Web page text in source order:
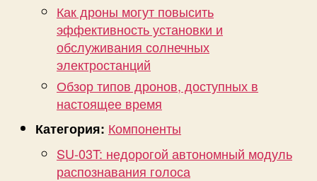
Как дроны могут повысить
эффективность установки и
обслуживания солнечных
электростанций
Обзор типов дронов, доступных в
настоящее время
Категория: Компоненты
SU-03T: недорогой автономный модуль
распознавания голоса